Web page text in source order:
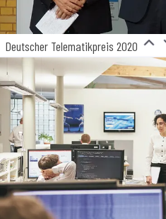
Deutscher Telematikpreis 2020